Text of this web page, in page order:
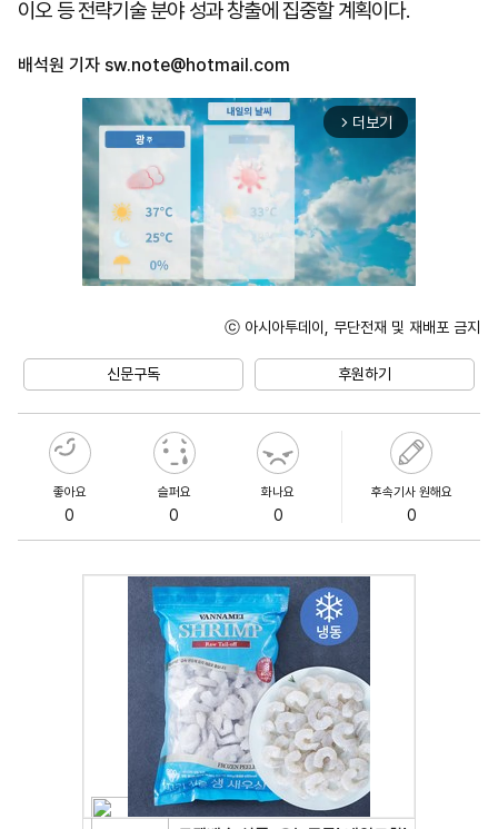
이오 등 전략기술 분야 성과 창출에 집중할 계획이다.
배석원 기자 sw.note@hotmail.com
arrow_forward_ios 더보기
ⓒ 아시아투데이, 무단전재 및 재배포 금지
신문구독 후원하기
좋아요
0
슬퍼요
0
화나요
0
후속기사 원해요
0